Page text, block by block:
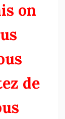
on
de